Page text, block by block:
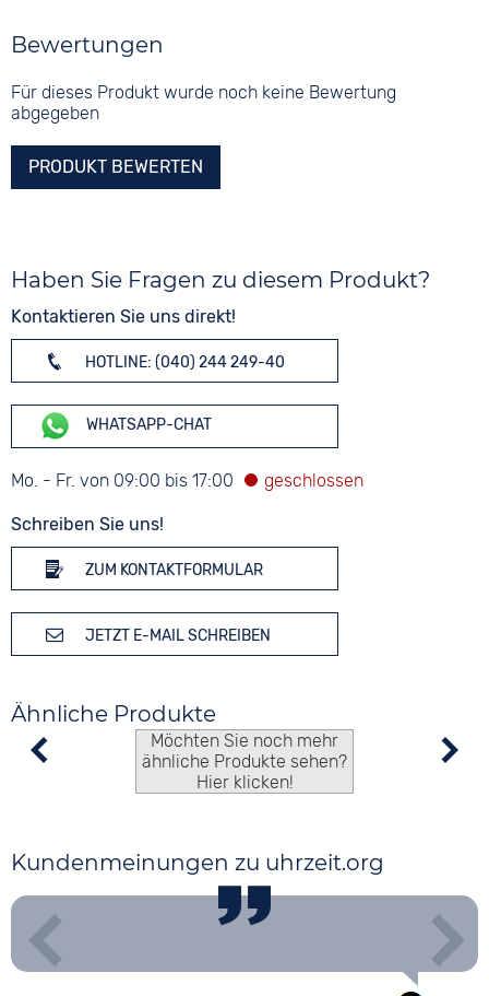
Bewertungen
Für dieses Produkt wurde noch keine Bewertung
abgegeben
PRODUKT BEWERTEN
Haben Sie Fragen zu diesem Produkt?
Kontaktieren Sie uns direkt!
HOTLINE: (040) 244 249-40
WHATSAPP-CHAT
Mo. - Fr. von 09:00 bis 17:00
Schreiben Sie uns!
ZUM KONTAKTFORMULAR
JETZT E-MAIL SCHREIBEN
Ähnliche Produkte
Möchten Sie noch mehr
ähnliche Produkte sehen?
Hier klicken!
Kundenmeinungen zu uhrzeit.org